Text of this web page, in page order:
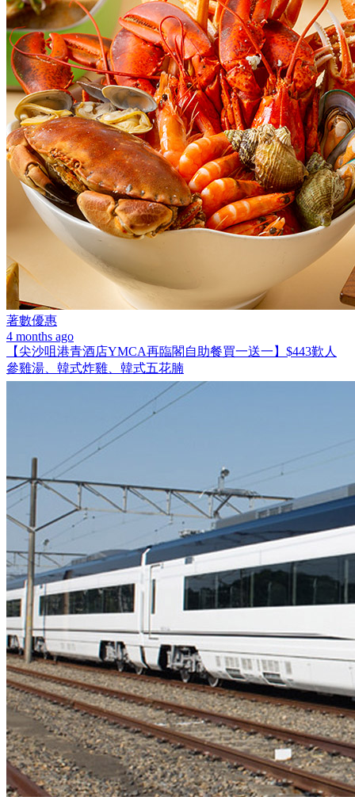
著數優惠
4 months ago
【尖沙咀港青酒店YMCA再臨閣自助餐買一送一】$443歎人
參雞湯、韓式炸雞、韓式五花腩